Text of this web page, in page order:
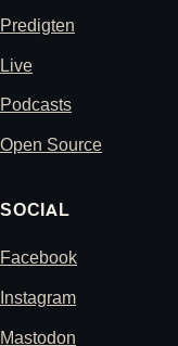
Predigten
Live
Podcasts
Open Source
SOCIAL
Facebook
Instagram
Mastodon